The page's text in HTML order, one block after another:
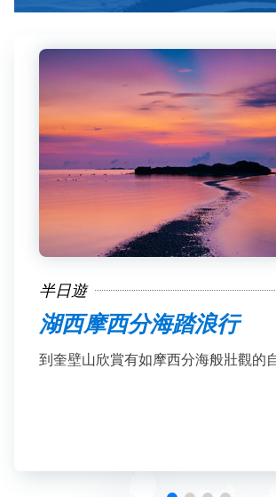
半日遊
湖西摩西分海踏浪行
到奎壁山欣賞有如摩西分海般壯觀的